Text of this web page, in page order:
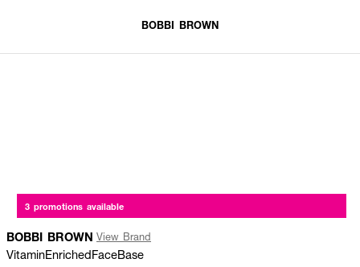
BOBBI BROWN
3 promotions available
BOBBI BROWN View Brand
VitaminEnrichedFaceBase